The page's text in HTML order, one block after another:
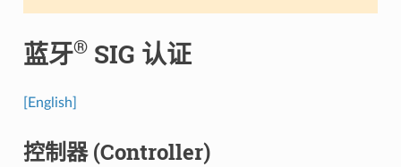
蓝牙®SIG 认证
[English]
控制器 (Controller)